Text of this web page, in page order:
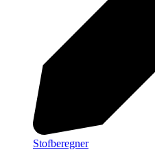
Stofberegner